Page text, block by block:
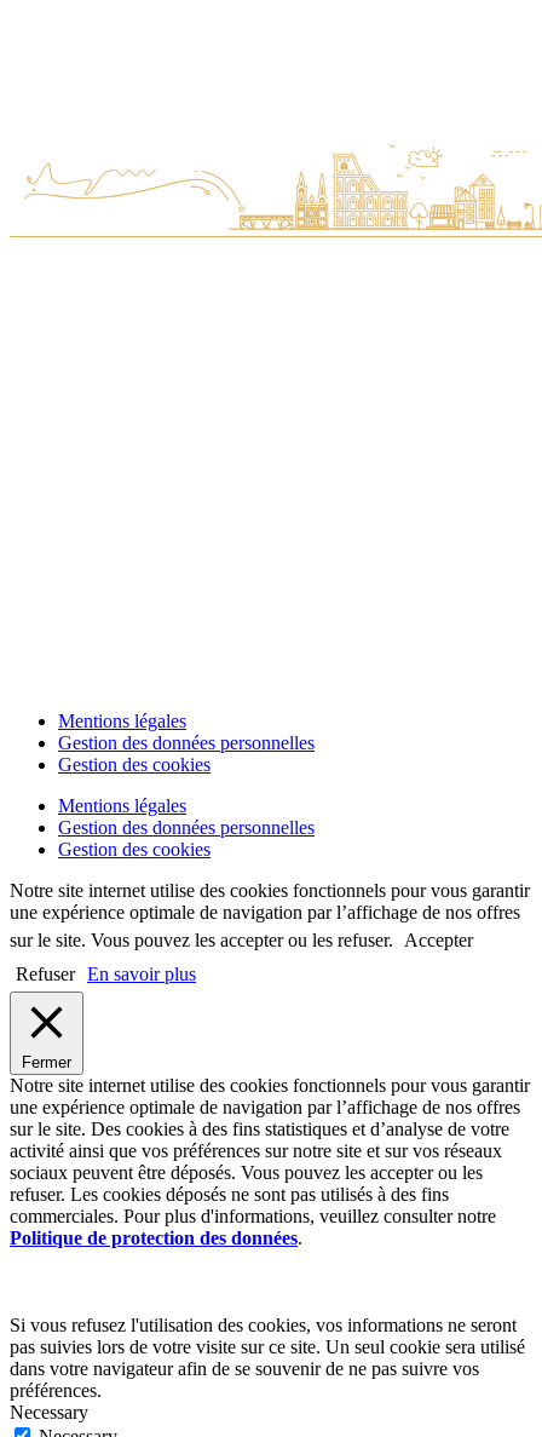
Mentions légales
Gestion des données personnelles
Gestion des cookies
Mentions légales
Gestion des données personnelles
Gestion des cookies
Notre site internet utilise des cookies fonctionnels pour vous garantir
une expérience optimale de navigation par l’affichage de nos offres
sur le site. Vous pouvez les accepter ou les refuser.
Accepter
Refuser En savoir plus
Fermer
Notre site internet utilise des cookies fonctionnels pour vous garantir
une expérience optimale de navigation par l’affichage de nos offres
sur le site. Des cookies à des fins statistiques et d’analyse de votre
activité ainsi que vos préférences sur notre site et sur vos réseaux
sociaux peuvent être déposés. Vous pouvez les accepter ou les
refuser. Les cookies déposés ne sont pas utilisés à des fins
commerciales. Pour plus d'informations, veuillez consulter notre
Politique de protection des données.
Si vous refusez l'utilisation des cookies, vos informations ne seront
pas suivies lors de votre visite sur ce site. Un seul cookie sera utilisé
dans votre navigateur afin de se souvenir de ne pas suivre vos
préférences.
Necessary